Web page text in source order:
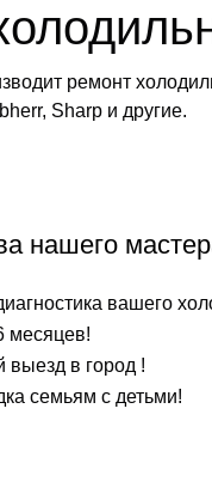
ремонт
Sharp и другие.
нашего
вашего
месяцев!
в город !
семьям с детьми!